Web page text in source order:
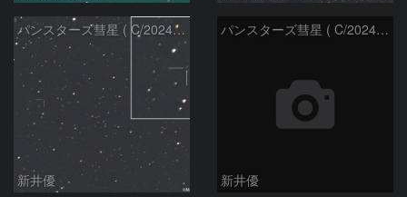
パンスターズ彗星 ( C/2024R4 )：2026/06/28
新井優
パンスターズ彗星 ( C/2024G4 )の予報位置：2026/06/23
新井優